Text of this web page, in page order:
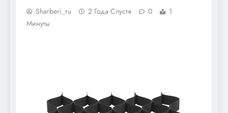
Sharberi_ru 2 Года Спустя 0
1
Минуты